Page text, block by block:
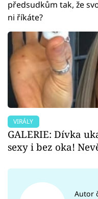
předsudkům tak, že
ni říkáte?
VIRÁLY
GALERIE: Dívka
sexy i bez oka!
Autor